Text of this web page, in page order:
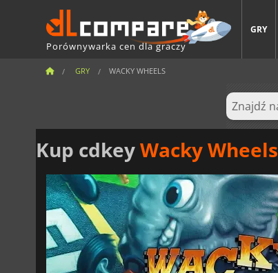
Porównywarka cen dla graczy
GRY
GRY WACKY WHEELS
Kup cdkeyWacky Wheels